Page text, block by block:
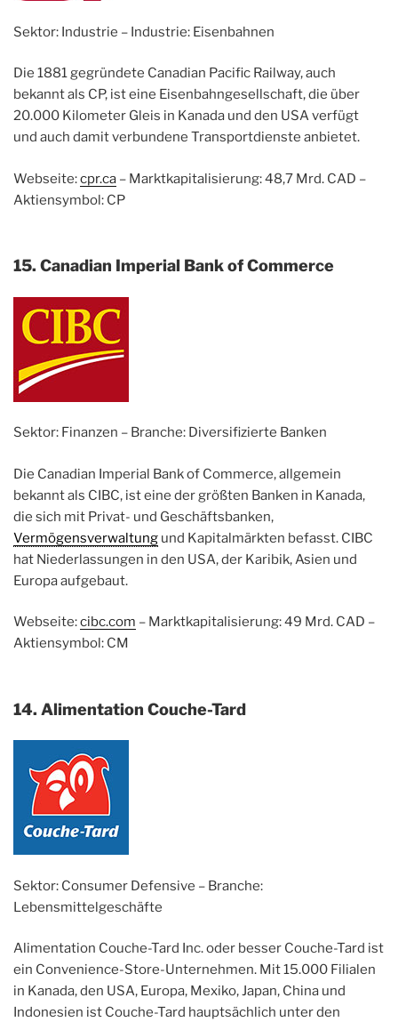
Sektor: Industrie – Industrie: Eisenbahnen
Die 1881 gegründete Canadian Pacific Railway, auch
bekannt als CP, ist eine Eisenbahngesellschaft, die über
20.000 Kilometer Gleis in Kanada und den USA verfügt
und auch damit verbundene Transportdienste anbietet.
Webseite:cpr.ca – Marktkapitalisierung: 48,7 Mrd. CAD –
Aktiensymbol: CP
15. Canadian Imperial Bank of Commerce
Sektor: Finanzen – Branche: Diversifizierte Banken
Die Canadian Imperial Bank of Commerce, allgemein
bekannt als CIBC, ist eine der größten Banken in Kanada,
die sich mit Privat- und Geschäftsbanken,
Vermögensverwaltung und Kapitalmärkten befasst. CIBC
hat Niederlassungen in den USA, der Karibik, Asien und
Europa aufgebaut.
Webseite:cibc.com – Marktkapitalisierung: 49 Mrd. CAD –
Aktiensymbol: CM
14. Alimentation Couche-Tard
Sektor: Consumer Defensive – Branche:
Lebensmittelgeschäfte
Alimentation Couche-Tard Inc. oder besser Couche-Tard ist
ein Convenience-Store-Unternehmen. Mit 15.000 Filialen
in Kanada, den USA, Europa, Mexiko, Japan, China und
Indonesien ist Couche-Tard hauptsächlich unter den